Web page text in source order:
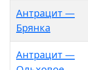
Антрацит —
Брянка
Антрацит —